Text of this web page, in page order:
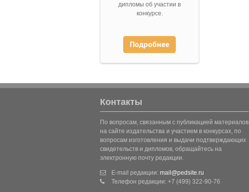
дипломы об участии в
конкурсе.
Подробнее
Контакты
По вопросам, связанным с публикацией материалов
на сайте издательства и участием в конкурсах, по
вопросам изготовления и выдачи подтверждающих
свидетельств и дипломов, обращайтесь на
электронную почту редакции.
E-mail редакции: mail@pedsite.ru
Телефон редакции: +7 (499) 322-90-76